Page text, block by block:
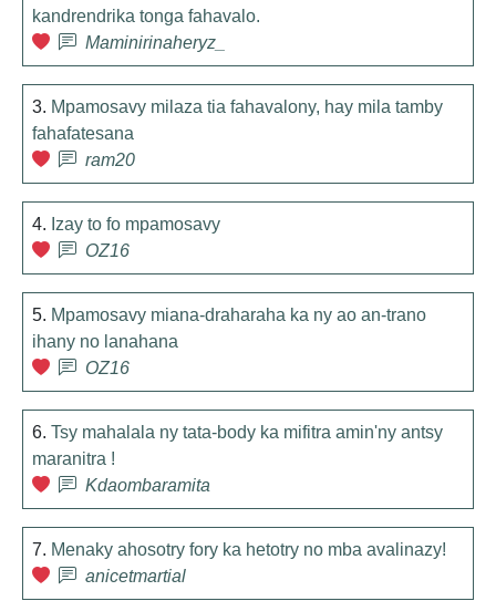
kandrendrika tonga fahavalo.
Maminirinaheryz_
3. Mpamosavy milaza tia fahavalony, hay mila tamby
fahafatesana
ram20
4. Izay to fo mpamosavy
OZ16
5. Mpamosavy miana-draharaha ka ny ao an-trano
ihany no lanahana
OZ16
6. Tsy mahalala ny tata-body ka mifitra amin'ny antsy
maranitra !
Kdaombaramita
7. Menaky ahosotry fory ka hetotry no mba avalinazy!
anicetmartial